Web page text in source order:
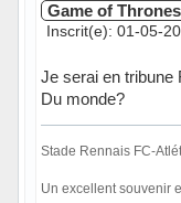
Game of Thrones
Inscrit(e): 01-05-
Je serai en tribune
Du monde?
Stade Rennais FC-
Un excellent souvenir